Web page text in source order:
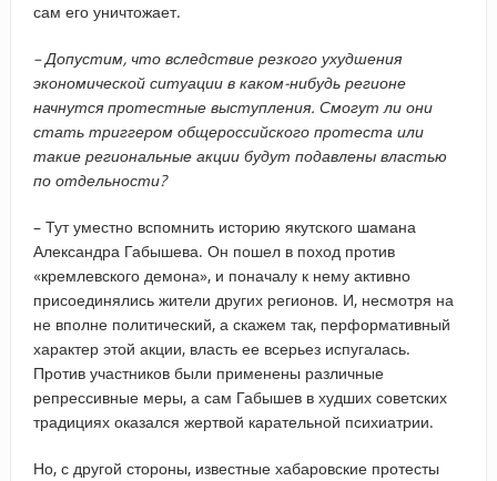
сам его уничтожает.
–​ Допустим, что вследствие резкого ухудшения
экономической ситуации в каком-нибудь регионе
начнутся протестные выступления. Смогут ли они
стать триггером общероссийского протеста или
такие региональные акции будут подавлены властью
по отдельности?
– Тут уместно вспомнить историю якутского шамана
Александра Габышева. Он пошел в поход против
«кремлевского демона», и поначалу к нему активно
присоединялись жители других регионов. И, несмотря на
не вполне политический, а скажем так, перформативный
характер этой акции, власть ее всерьез испугалась.
Против участников были применены различные
репрессивные меры, а сам Габышев в худших советских
традициях оказался жертвой карательной психиатрии.
Но, с другой стороны, известные хабаровские протесты